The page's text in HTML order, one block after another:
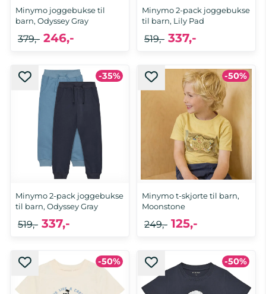
Minymo joggebukse til
barn, Odyssey Gray
246,-
379,-
Minymo 2-pack joggebukse
til barn, Lily Pad
337,-
519,-
-35%
Minymo 2-pack joggebukse
til barn, Odyssey Gray
337,-
519,-
-50%
Minymo t-skjorte til barn,
Moonstone
125,-
249,-
-50% -50%